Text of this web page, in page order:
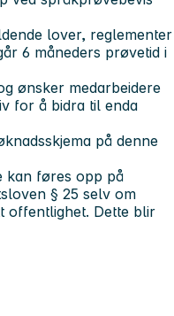
lover, reglementer
6 måneders prøvetid i
ønsker medarbeidere
for å bidra til enda
på denne
kan føres opp på
§ 25 selv om
offentlighet. Dette blir